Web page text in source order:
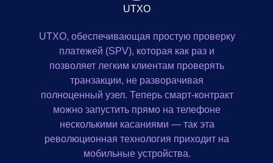
UTXO, обеспечивающая простую проверку
платежей (SPV), которая как раз и
позволяет легким клиентам проверять
транзакции, не разворачивая
полноценный узел. Теперь смарт-контракт
можно запустить прямо на телефоне
несколькими касаниями — так эта
революционная технология приходит на
мобильные устройства.
UTXO